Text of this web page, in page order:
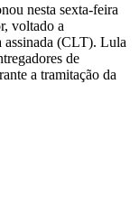
nesta sexta-feira
voltado a
assinada (CLT). Lula
de
a tramitação da